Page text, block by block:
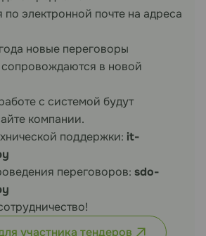
по электронной почте на адреса
новые переговоры
в новой
с системой будут
компании.
поддержки: it-
переговоров: sdo-
участника тендеров